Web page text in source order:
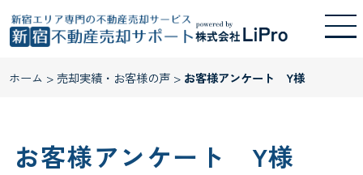
ホーム > 売却実績・お客様の声 > お客様アンケート Y様
お客様アンケート Y様